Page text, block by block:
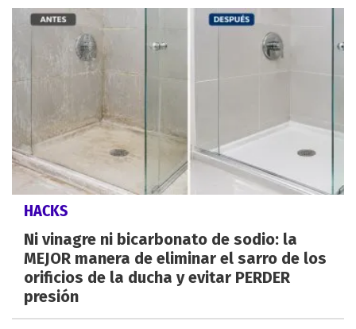
HACKS
Ni vinagre ni bicarbonato de sodio: la
MEJOR manera de eliminar el sarro de los
orificios de la ducha y evitar PERDER
presión